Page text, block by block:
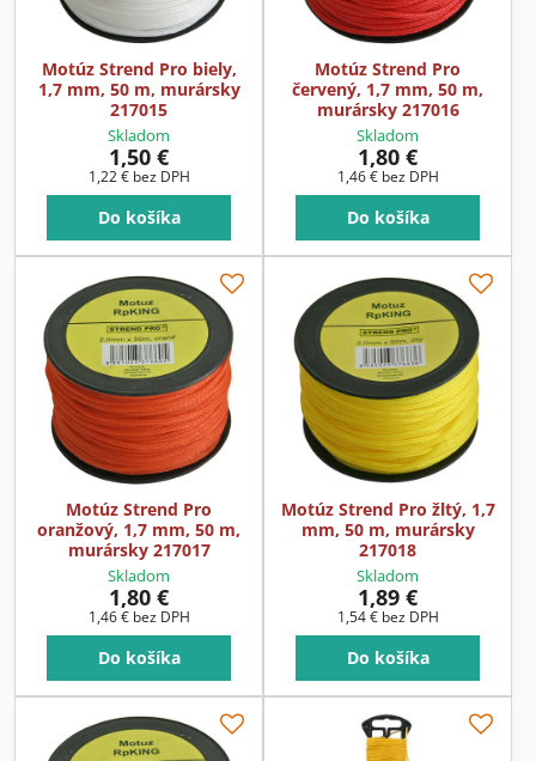
Motúz Strend Pro biely,
1,7 mm, 50 m, murársky
217015
Skladom
1,50 €
1,22 € bez DPH
Do košíka
Motúz Strend Pro
červený, 1,7 mm, 50 m,
murársky 217016
Skladom
1,80 €
1,46 € bez DPH
Do košíka
Motúz Strend Pro
oranžový, 1,7 mm, 50 m,
murársky 217017
Skladom
1,80 €
1,46 € bez DPH
Do košíka
Motúz Strend Pro žltý, 1,7
mm, 50 m, murársky
217018
Skladom
1,89 €
1,54 € bez DPH
Do košíka